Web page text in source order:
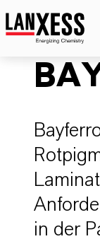
in der